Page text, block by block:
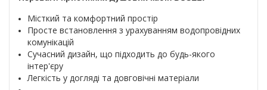
Місткий та комфортний простір
Просте встановлення з урахуванням водопровідних
комунікацій
Сучасний дизайн, що підходить до будь-якого
інтер'єру
Легкість у догляді та довговічні матеріали